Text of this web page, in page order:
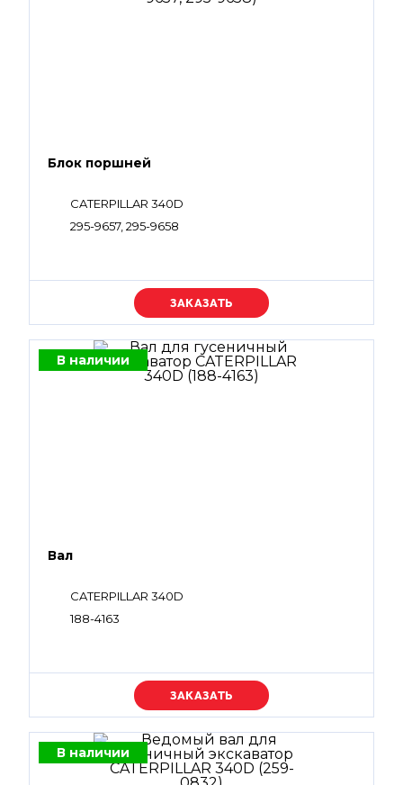
Блок поршней
CATERPILLAR 340D
295-9657, 295-9658
Уточняйте цену
В наличии
Вал
CATERPILLAR 340D
188-4163
Уточняйте цену
В наличии